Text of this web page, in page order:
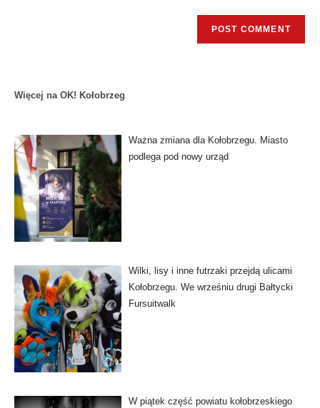
Więcej na OK! Kołobrzeg
Ważna zmiana dla Kołobrzegu. Miasto
podlega pod nowy urząd
Wilki, lisy i inne futrzaki przejdą ulicami
Kołobrzegu. We wrześniu drugi Bałtycki
Fursuitwalk
W piątek część powiatu kołobrzeskiego